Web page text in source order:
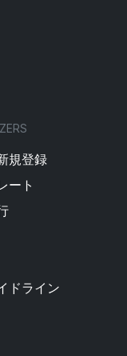
規登録
ート
ドライン